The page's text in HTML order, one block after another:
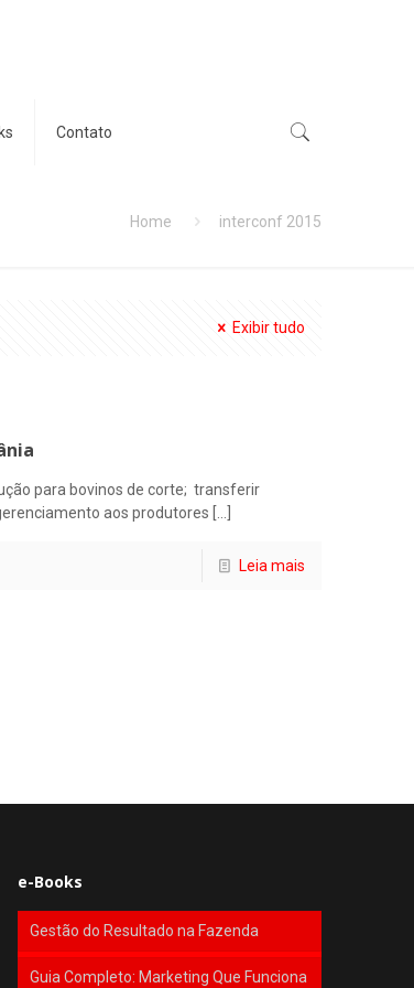
Contato
Home interconf 2015
Exibir tudo
para bovinos de corte; transferir
aos produtores
Leia mais
e-Books
Gestão do Resultado na Fazenda
Guia Completo: Marketing Que Funciona